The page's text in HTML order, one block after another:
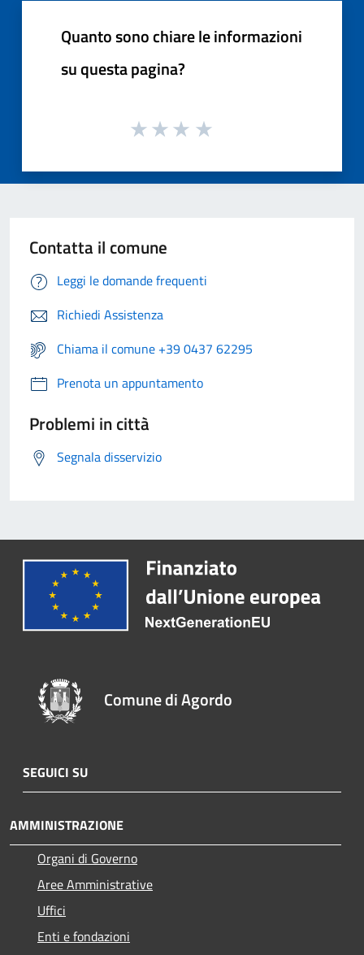
Quanto sono chiare le informazioni
su questa pagina?
Contatta il comune
Leggi le domande frequenti
Richiedi Assistenza
Chiama il comune +39 0437 62295
Prenota un appuntamento
Problemi in città
Segnala disservizio
Comune di Agordo
SEGUICI SU
AMMINISTRAZIONE
Organi di Governo
Aree Amministrative
Uffici
Enti e fondazioni